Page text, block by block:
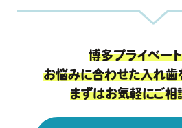
博多プライベー
お悩みに合わせた入れ歯
まずはお気軽にご相